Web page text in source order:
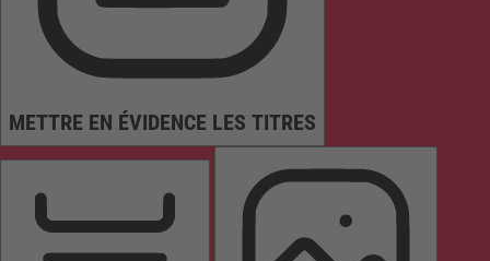
METTRE EN ÉVIDENCE LES TITRES